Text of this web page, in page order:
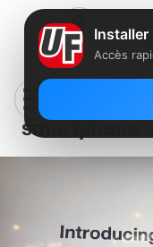
Orange
smartphone
Installer
Accès